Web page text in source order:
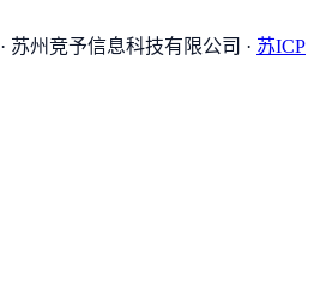
· 苏州竞予信息科技有限公司 · 苏ICP